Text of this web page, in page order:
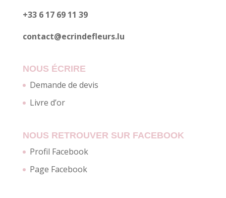
+33 6 17 69 11 39
contact@ecrindefleurs.lu
NOUS ÉCRIRE
Demande de devis
Livre d’or
NOUS RETROUVER SUR FACEBOOK
Profil Facebook
Page Facebook